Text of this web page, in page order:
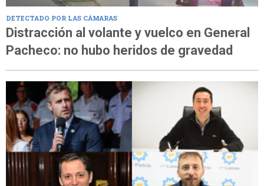
DETECTADO POR LAS CÁMARAS
Distracción al volante y vuelco en General
Pacheco: no hubo heridos de gravedad